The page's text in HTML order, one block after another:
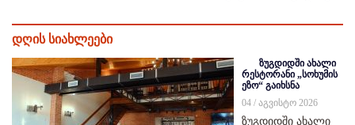
დღის სიახლეები
ზუგდიდში ახალი
რესტორანი „სოხუმის
ეზო“ გაიხსნა
04 / აგვისტო 2026
ზუგდიდში ახალი